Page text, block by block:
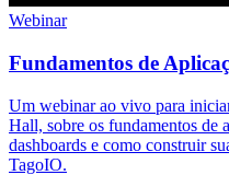
Webinar
Fundamentos de
Um webinar ao vivo para
Hall, sobre os fundamentos de
dashboards e como construir
TagoIO.